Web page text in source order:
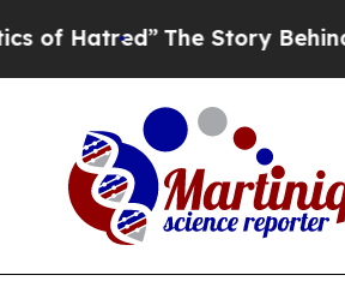
The Story Behind